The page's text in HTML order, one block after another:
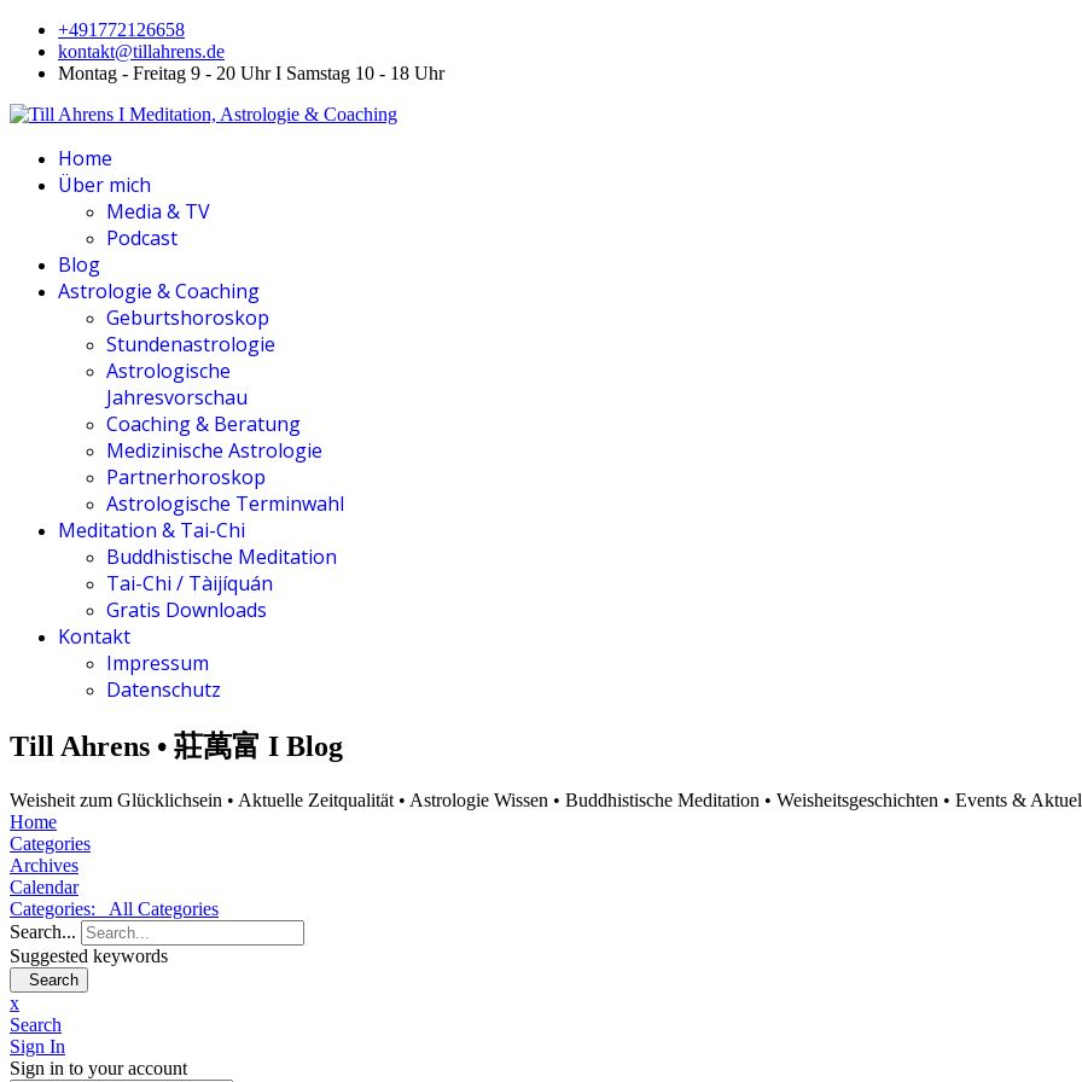
+491772126658
kontakt@tillahrens.de
Montag - Freitag 9 - 20 Uhr I Samstag 10 - 18 Uhr
Home
Über mich
Media & TV
Podcast
Blog
Astrologie & Coaching
Geburtshoroskop
Stundenastrologie
Astrologische
Jahresvorschau
Coaching & Beratung
Medizinische Astrologie
Partnerhoroskop
Astrologische Terminwahl
Meditation & Tai-Chi
Buddhistische Meditation
Tai-Chi / Tàijíquán
Gratis Downloads
Kontakt
Impressum
Datenschutz
Till Ahrens • 莊萬富 I Blog
Weisheit zum Glücklichsein • Aktuelle Zeitqualität • Astrologie Wissen • Buddhistische Meditation • Weisheitsgeschichten • Events &
Home
Categories
Archives
Calendar
Categories:
All Categories
Search...
Suggested keywords
Search
x
Search
Sign In
Sign in to your account